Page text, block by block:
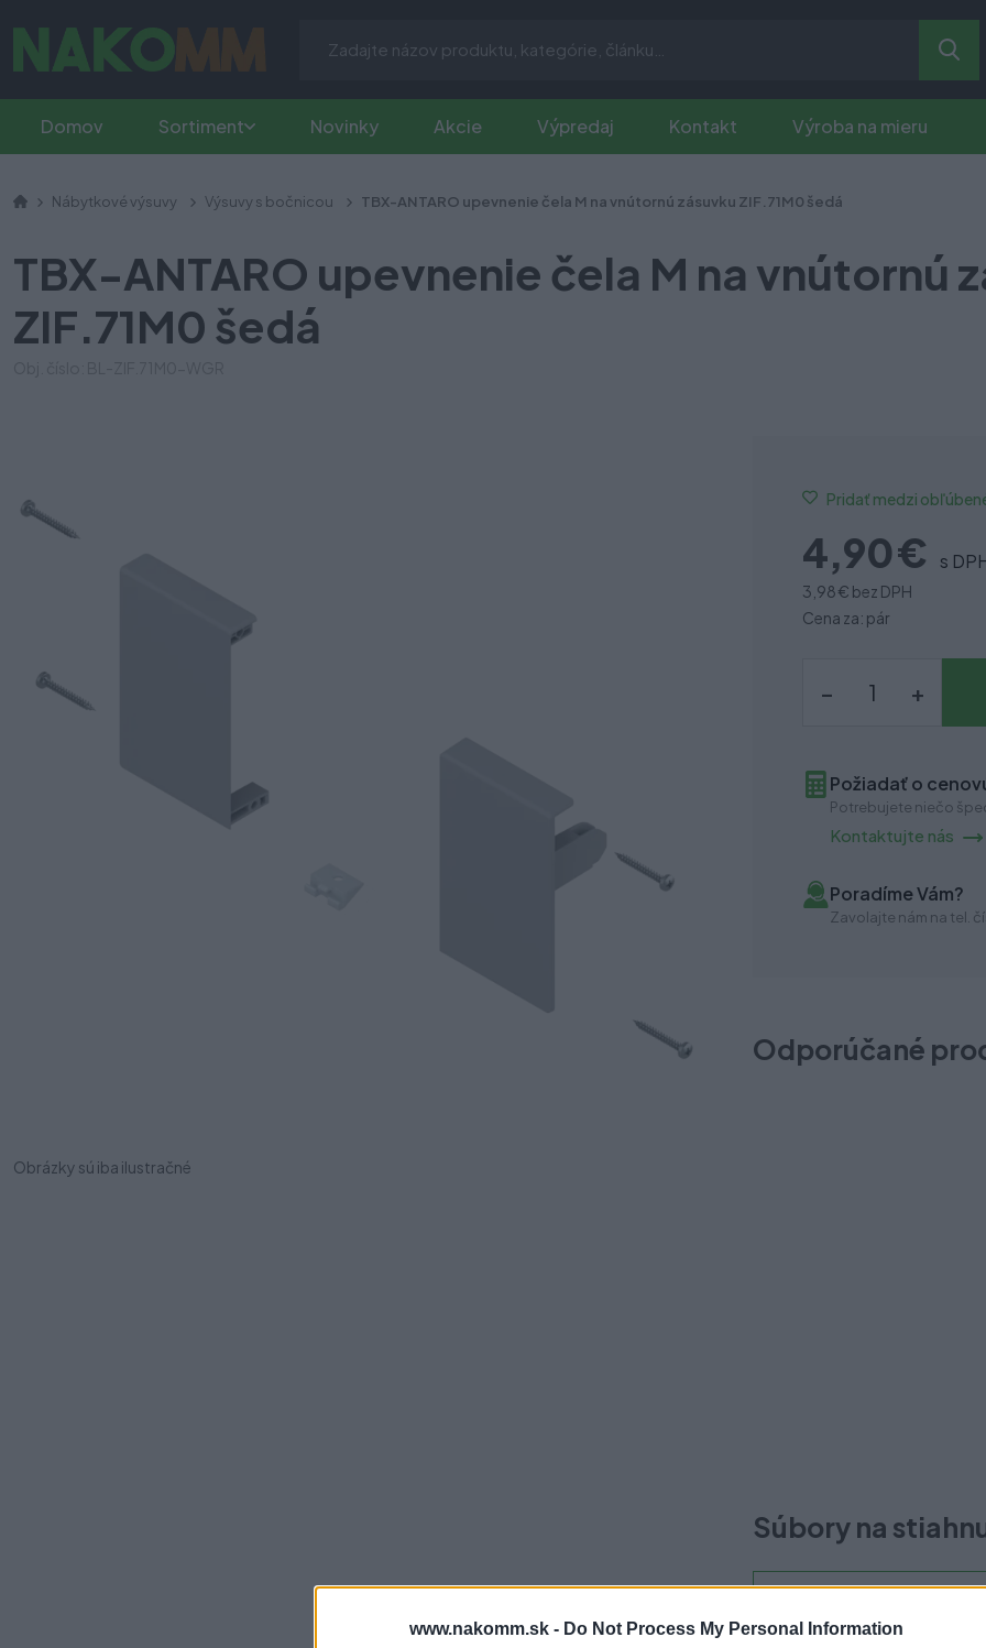
www.nakomm.sk - Do Not Process My Personal Information
Domov Sortiment Novinky Akcie Výpredaj Kontakt Výroba na mieru
Nábytkové výsuvy Výsuvy s bočnicou TBX-ANTARO upevnenie čela M na vnútornú zásuvku ZIF.71M0 šedá
TBX-ANTARO upevnenie čela M na vnútornú
ZIF.71M0 šedá
Obrázky sú iba ilustračné
Pridať medzi
4,90 € s
3,98 € bez DPH
Cena za: pár
– +
Požiadať o
Potrebujete niečo
Kontaktujte nás
Poradíme Vám?
Zavolajte nám na tel.
Odporúčané
Súbory na
TBX-Antaro-Vnútorný-
Montáž.pdf